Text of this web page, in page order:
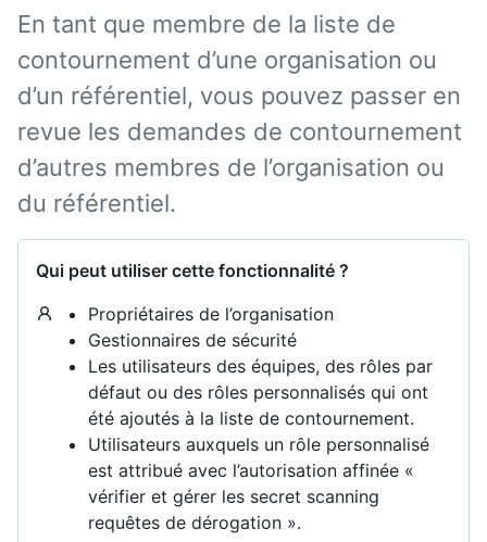
En tant que membre de la liste de
contournement d’une organisation ou
d’un référentiel, vous pouvez passer en
revue les demandes de contournement
d’autres membres de l’organisation ou
du référentiel.
Qui peut utiliser cette fonctionnalité ?
Propriétaires de l’organisation
Gestionnaires de sécurité
Les utilisateurs des équipes, des rôles par
défaut ou des rôles personnalisés qui ont
été ajoutés à la liste de contournement.
Utilisateurs auxquels un rôle personnalisé
est attribué avec l’autorisation affinée «
vérifier et gérer les secret scanning
requêtes de dérogation ».